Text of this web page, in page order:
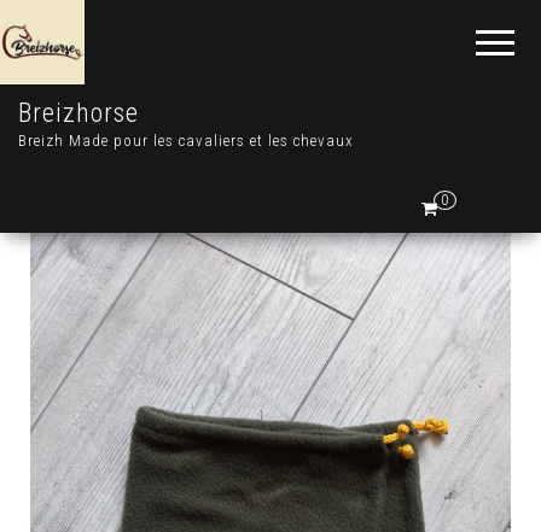
Breizhorse
Breizh Made pour les cavaliers et les chevaux
0